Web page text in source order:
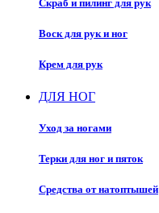
Скраб и пилинг для рук
Воск для рук и ног
Крем для рук
ДЛЯ НОГ
Уход за ногами
Терки для ног и пяток
Средства от натоптышей